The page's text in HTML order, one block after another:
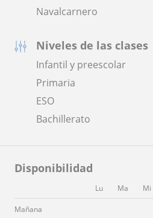
Navalcarnero
Niveles de las clases
Infantil y preescolar
Primaria
ESO
Bachillerato
Disponibilidad
Lu Ma Mi
Mañana